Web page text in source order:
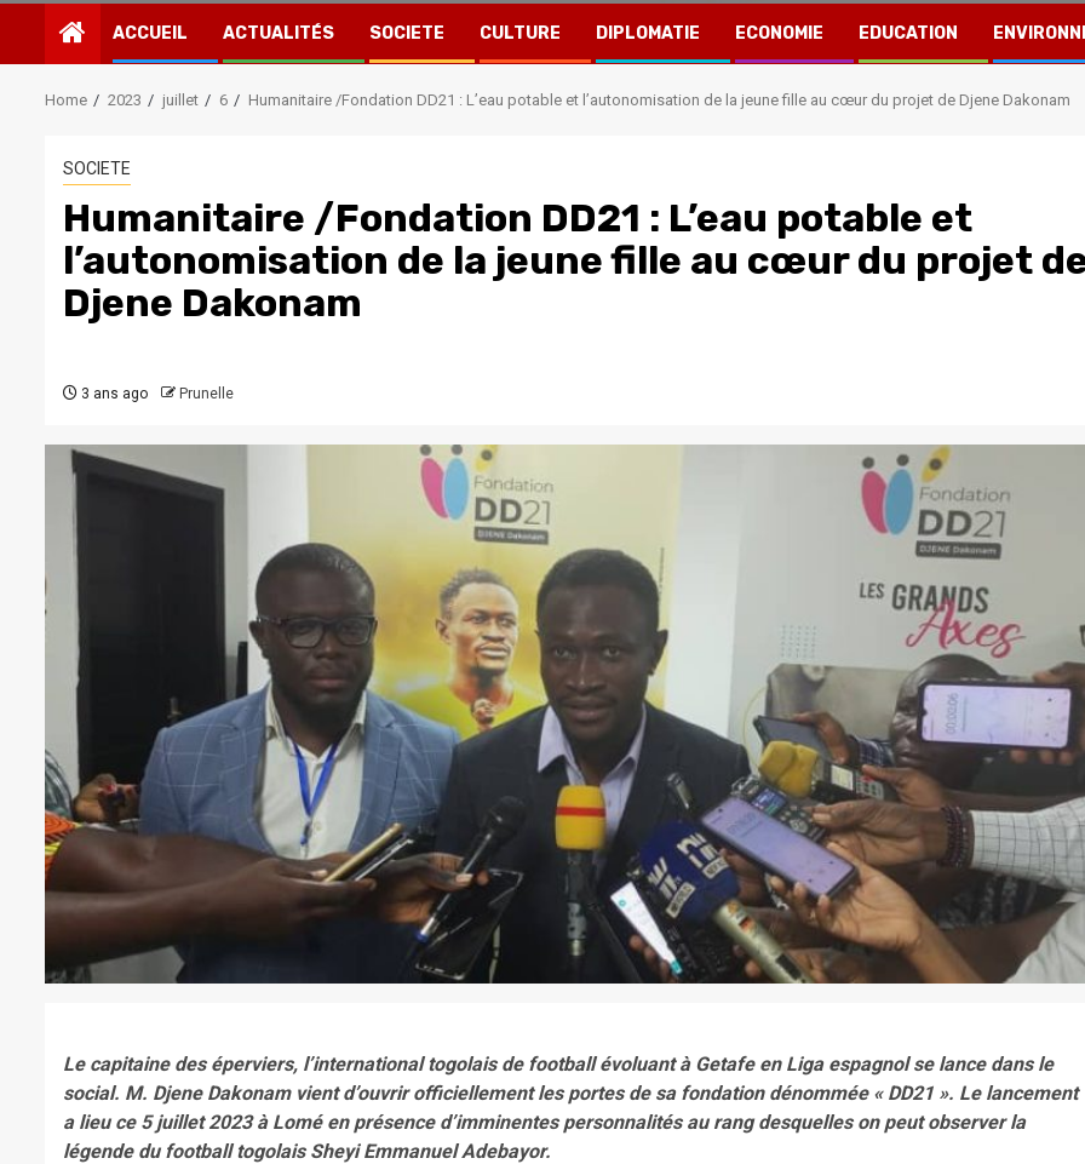
ACCUEIL ACTUALITÉS SOCIETE CULTURE DIPLOMATIE ECONOMIE EDUCATION
Home 2023 juillet 6 Humanitaire /Fondation DD21 : L’eau potable et l’autonomisation de la jeune fille au cœur du projet de Djene Dakonam
SOCIETE
Humanitaire /Fondation DD21 : L’eau potable et
l’autonomisation de la jeune fille au cœur du projet
Djene Dakonam
3 ans ago Prunelle
Le capitaine des éperviers, l’international togolais de football évoluant à Getafe en Liga espagnol se lance dans le
social. M. Djene Dakonam vient d’ouvrir officiellement les portes de sa fondation dénommée « DD21 ». Le lancement
a lieu ce 5 juillet 2023 à Lomé en présence d’imminentes personnalités au rang desquelles on peut observer la
légende du football togolais Sheyi Emmanuel Adebayor.